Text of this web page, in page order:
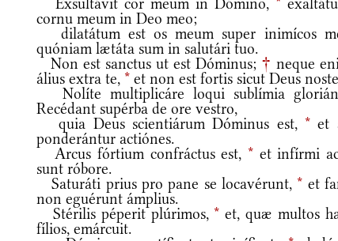
cornu meum in Deo meo;
dilatátum est os meum super inimícos
quóniam lætáta sum in salutári tuo.
Non est sanctus ut est Dóminus; † neque
álius extra te, * et non est fortis sicut Deus
Nolíte multiplicáre loqui sublímia
Recédant supérba de ore vestro,
quia Deus scientiárum Dóminus est, * et
ponderántur actiónes.
Arcus fórtium confráctus est, * et infírmi
sunt róbore.
Saturáti prius pro pane se locavérunt, * et
non eguérunt ámplius.
Stérilis péperit plúrimos, * et, quæ multos
fílios, emárcuit.